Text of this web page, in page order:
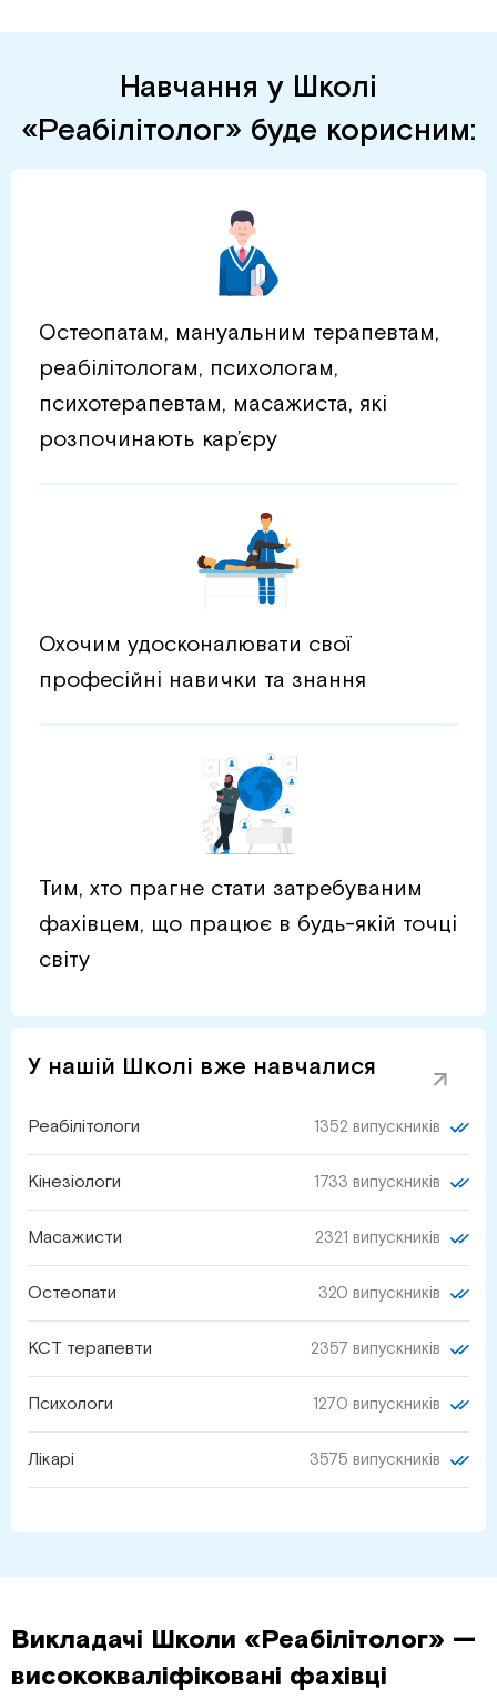
Навчання у Школі
«Реабілітолог» буде корисним:
Остеопатам, мануальним терапевтам,
реабілітологам, психологам,
психотерапевтам, масажиста, які
розпочинають кар’єру
Охочим удосконалювати свої
професійні навички та знання
Тим, хто прагне стати затребуваним
фахівцем, що працює в будь-якій точці
світу
У нашій Школі вже навчалися
Реабілітологи 1352 випускників
Кінезіологи 1733 випускників
Масажисти 2321 випускників
Остеопати 320 випускників
КСТ терапевти 2357 випускників
Психологи 1270 випускників
Лікарі 3575 випускників
Викладачі Школи «Реабілітолог» —
висококваліфіковані фахівці